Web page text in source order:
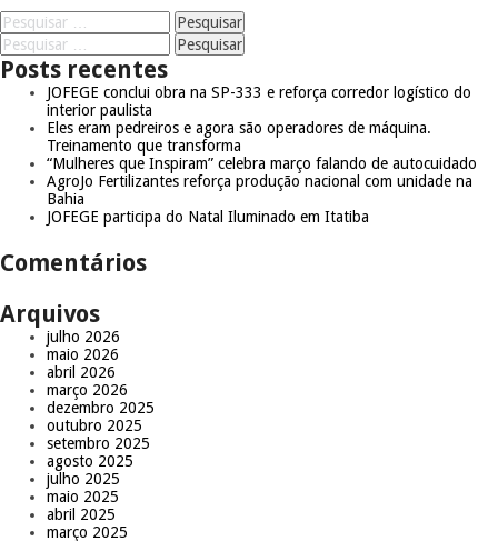
Posts recentes
JOFEGE conclui obra na SP-333 e reforça corredor logístico do
interior paulista
Eles eram pedreiros e agora são operadores de máquina.
Treinamento que transforma
“Mulheres que Inspiram” celebra março falando de autocuidado
AgroJo Fertilizantes reforça produção nacional com unidade na
Bahia
JOFEGE participa do Natal Iluminado em Itatiba
Comentários
Arquivos
julho 2026
maio 2026
abril 2026
março 2026
dezembro 2025
outubro 2025
setembro 2025
agosto 2025
julho 2025
maio 2025
abril 2025
março 2025